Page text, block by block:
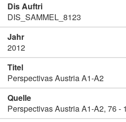
Dis Auftri
DIS_SAMMEL_8123
Jahr
2012
Titel
Perspectivas Austria A1-A2
Quelle
Perspectivas Austria A1-A2, 76 -